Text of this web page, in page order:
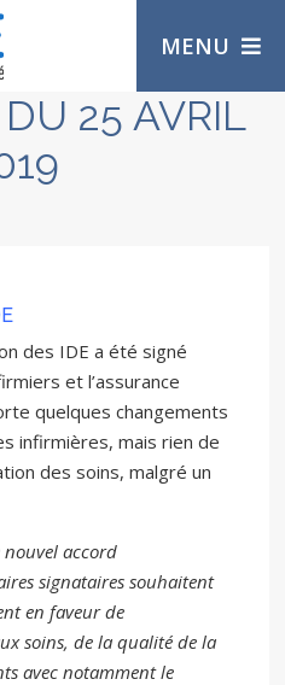
MENU
DU 25 AVRIL
des IDE a été signé
et l’assurance
quelques changements
infirmières, mais rien de
des soins, malgré un
nouvel accord
signataires souhaitent
en faveur de
soins, de la qualité de la
avec notamment le